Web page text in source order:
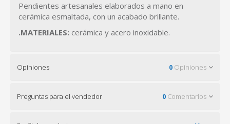
Pendientes artesanales elaborados a mano en
cerámica esmaltada, con un acabado brillante.
.MATERIALES: cerámica y acero inoxidable.
Opiniones 0 Opiniones
Preguntas para el vendedor 0 Comentarios